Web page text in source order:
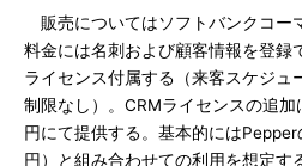
販売についてはソフトバンクコー
料金には名刺および顧客情報を登録
ライセンス付属する（来客スケジュ
制限なし）。CRMライセンスの追
円にて提供する。基本的には
円）と組み合わせての利用を想定す